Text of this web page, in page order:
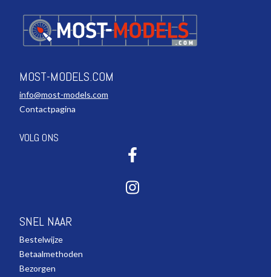
MOST-MODELS.COM
info@most-models.com
Contactpagina
VOLG ONS
SNEL NAAR
Bestelwijze
Betaalmethoden
Bezorgen